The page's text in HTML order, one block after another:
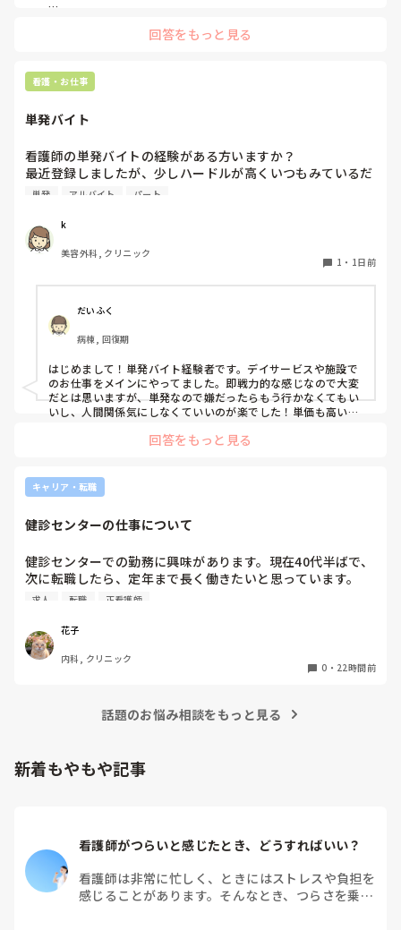
回答をもっと見る
看護・お仕事
単発バイト
看護師の単発バイトの経験がある方いますか？
最近登録しましたが、少しハードルが高くいつもみているだ
けです。
ような雰囲気なのか知りたいです。
単発 アルバイト パート
k
美容外科, クリニック
1 ・ 1日前
だいふく
病棟, 回復期
はじめまして！単発バイト経験者です。デイサービスや施設で
のお仕事をメインにやってました。即戦力的な感じなので大変
だとは思いますが、単発なので嫌だったらもう行かなくてもい
いし、人間関係気にしなくていいのが楽でした！単価も高いで
にちに空きがあるか分からないのでそこは難点ですかね。
回答をもっと見る
キャリア・転職
健診センターの仕事について
健診センターでの勤務に興味があります。現在40代半ばで、
次に転職したら、定年まで長く働きたいと思っています。
健診センターは比較的人気があるので、あまり空きがないと
実際、健診センターでの仕事内容は、楽なのでしょうか？ま
た、大変なことは何ですか？
求人 転職 正看護師
花子
内科, クリニック
0 ・ 22時間前
話題のお悩み相談をもっと見る
新着もやもや記事
看護師がつらいと感じたとき、どうすればいい？
看護師は非常に忙しく、ときにはストレスや負担を
感じることがあります。そんなとき、つらさを乗り